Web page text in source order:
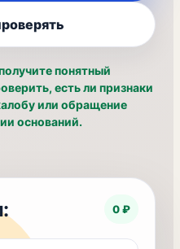
понятный
есть ли признаки
или обращение
оснований.
0 ₽